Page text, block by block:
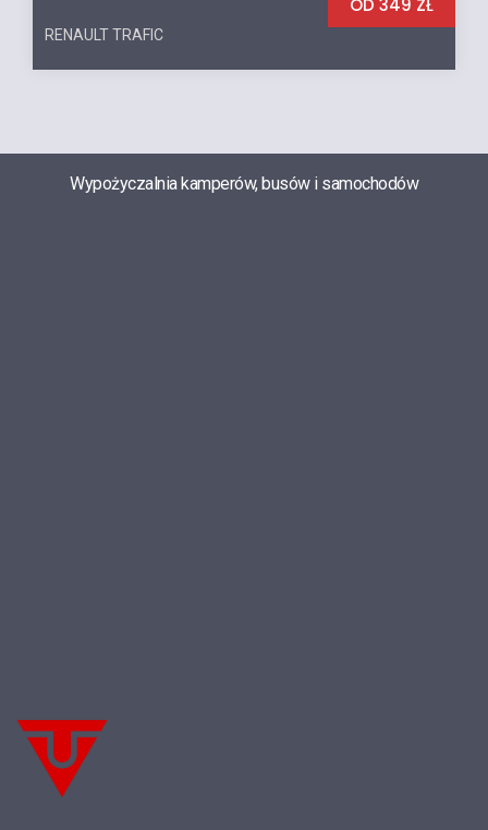
OD 349 ZŁ
RENAULT TRAFIC
Wypożyczalnia kamperów, busów i samochodów